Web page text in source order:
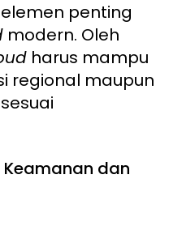
penting
modern. Oleh
harus mampu
regional maupun
Keamanan dan